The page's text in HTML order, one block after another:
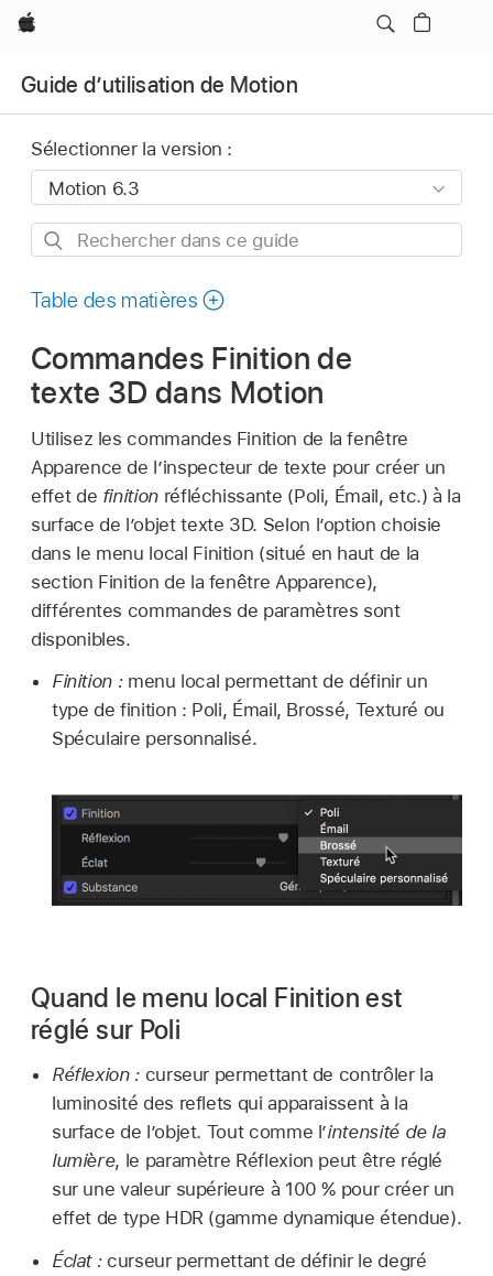
Apple
Guide d’utilisation de Motion
Sélectionner la version :
Rechercher
ce
Table des matières
Commandes Finition de
texte 3D dans Motion
Utilisez les commandes Finition de la fenêtre
Apparence de l’inspecteur de texte pour créer un
effet de finitionréfléchissante (Poli, Émail, etc.) à la
surface de l’objet texte 3D. Selon l’option choisie
dans le menu local Finition (situé en haut de la
section Finition de la fenêtre Apparence),
différentes commandes de paramètres sont
disponibles.
Finition :menu local permettant de définir un
type de finition : Poli, Émail, Brossé, Texturé ou
Spéculaire personnalisé.
Quand le menu local Finition est
réglé sur Poli
Réflexion :curseur permettant de contrôler la
luminosité des reflets qui apparaissent à la
surface de l’objet. Tout comme l’intensité de la
lumière, le paramètre Réflexion peut être réglé
sur une valeur supérieure à 100 % pour créer un
effet de type HDR (gamme dynamique étendue).
Éclat :curseur permettant de définir le degré